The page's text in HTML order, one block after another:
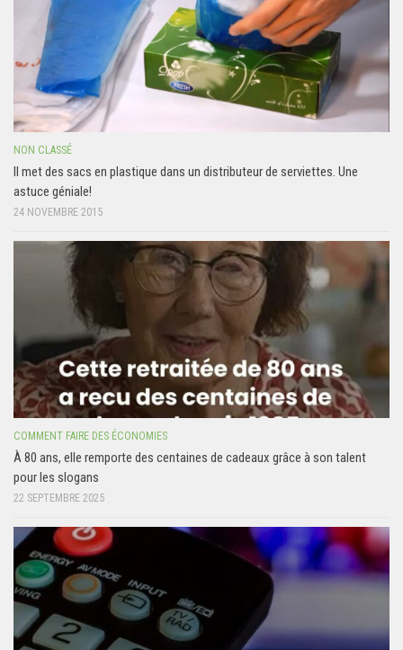
NON CLASSÉ
Il met des sacs en plastique dans un distributeur de serviettes. Une
astuce géniale!
24 NOVEMBRE 2015
COMMENT FAIRE DES ÉCONOMIES
À 80 ans, elle remporte des centaines de cadeaux grâce à son talent
pour les slogans
22 SEPTEMBRE 2025